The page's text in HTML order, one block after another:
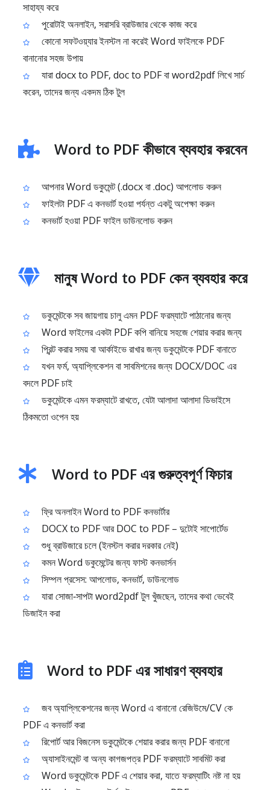
সাহায্য করে
পুরোটাই অনলাইন, সরাসরি ব্রাউজার থেকে কাজ করে
কোনো সফটওয়্যার ইনস্টল না করেই Word ফাইলকে PDF
বানানোর সহজ উপায়
যারা docx to PDF, doc to PDF বা word2pdf লিখে সার্চ
করেন, তাদের জন্য একদম ঠিক টুল
Word to PDF কীভাবে ব্যবহার করবেন
আপনার Word ডকুমেন্ট (.docx বা .doc) আপলোড করুন
ফাইলটা PDF এ কনভার্ট হওয়া পর্যন্ত একটু অপেক্ষা করুন
কনভার্ট হওয়া PDF ফাইল ডাউনলোড করুন
মানুষ Word to PDF কেন ব্যবহার করে
ডকুমেন্টকে সব জায়গায় চালু এমন PDF ফরম্যাটে পাঠানোর জন্য
Word ফাইলের একটা PDF কপি বানিয়ে সহজে শেয়ার করার জন্য
প্রিন্ট করার সময় বা আর্কাইভে রাখার জন্য ডকুমেন্টকে PDF বানাতে
যখন ফর্ম, অ্যাপ্লিকেশন বা সাবমিশনের জন্য DOCX/DOC এর
বদলে PDF চাই
ডকুমেন্টকে এমন ফরম্যাটে রাখতে, যেটা আলাদা আলাদা ডিভাইসে
ঠিকমতো ওপেন হয়
Word to PDF এর গুরুত্বপূর্ণ ফিচার
ফ্রি অনলাইন Word to PDF কনভার্টার
DOCX to PDF আর DOC to PDF – দুটোই সাপোর্টেড
শুধু ব্রাউজারে চলে (ইনস্টল করার দরকার নেই)
কমন Word ডকুমেন্টের জন্য ফাস্ট কনভার্সন
সিম্পল প্রসেস: আপলোড, কনভার্ট, ডাউনলোড
যারা সোজা‑সাপটা word2pdf টুল খুঁজছেন, তাদের কথা ভেবেই
ডিজাইন করা
Word to PDF এর সাধারণ ব্যবহার
জব অ্যাপ্লিকেশনের জন্য Word এ বানানো রেজিউমে/CV কে
PDF এ কনভার্ট করা
রিপোর্ট আর বিজনেস ডকুমেন্টকে শেয়ার করার জন্য PDF বানানো
অ্যাসাইনমেন্ট বা অন্য কাগজপত্র PDF ফরম্যাটে সাবমিট করা
Word ডকুমেন্টকে PDF এ শেয়ার করা, যাতে ফরম্যাটিং নষ্ট না হয়